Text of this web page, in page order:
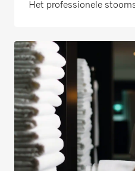
Het professionele